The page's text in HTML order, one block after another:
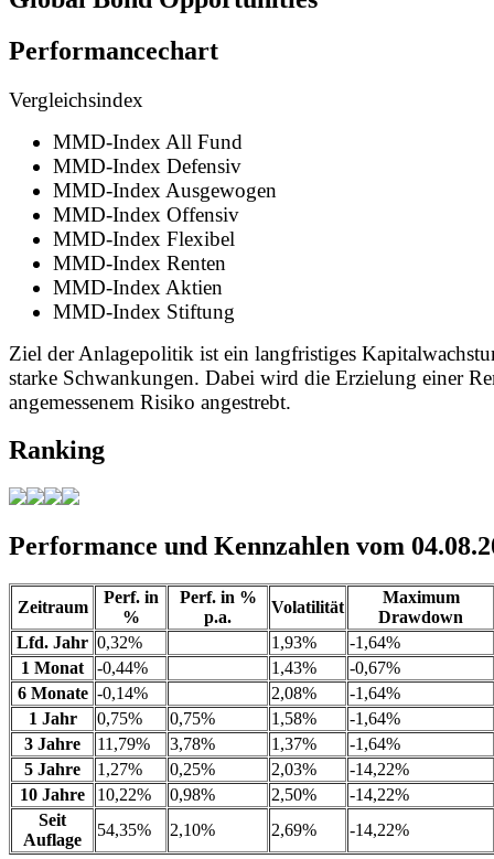
Performancechart
Vergleichsindex
MMD-Index All Fund
MMD-Index Defensiv
MMD-Index Ausgewogen
MMD-Index Offensiv
MMD-Index Flexibel
MMD-Index Renten
MMD-Index Aktien
MMD-Index Stiftung
Ziel der Anlagepolitik ist ein langfristiges
starke Schwankungen. Dabei wird die Erzielung einer
angemessenem Risiko angestrebt.
Ranking
Performance und Kennzahlen vom
Zeitraum
Perf. in
%
Perf. in %
p.a.
Volatilität
Maximum
Drawdown
Lfd. Jahr 0,32% 1,93%
-1,64%
1 Monat
-0,44% 1,43%
-0,67%
6 Monate -0,14% 2,08%
-1,64%
1 Jahr
0,75% 0,75% 1,58%
-1,64%
3 Jahre
11,79% 3,78% 1,37%
-1,64%
5 Jahre
1,27% 0,25% 2,03%
-14,22%
10 Jahre
10,22% 0,98% 2,50%
-14,22%
Seit
Auflage
54,35% 2,10% 2,69% -14,22%